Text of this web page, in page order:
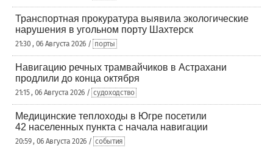
Транспортная прокуратура выявила экологические
нарушения в угольном порту Шахтерск
21:30 , 06 Августа 2026 / порты
Навигацию речных трамвайчиков в Астрахани
продлили до конца октября
21:15 , 06 Августа 2026 / судоходство
Медицинские теплоходы в Югре посетили
42 населенных пункта с начала навигации
20:59 , 06 Августа 2026 / события